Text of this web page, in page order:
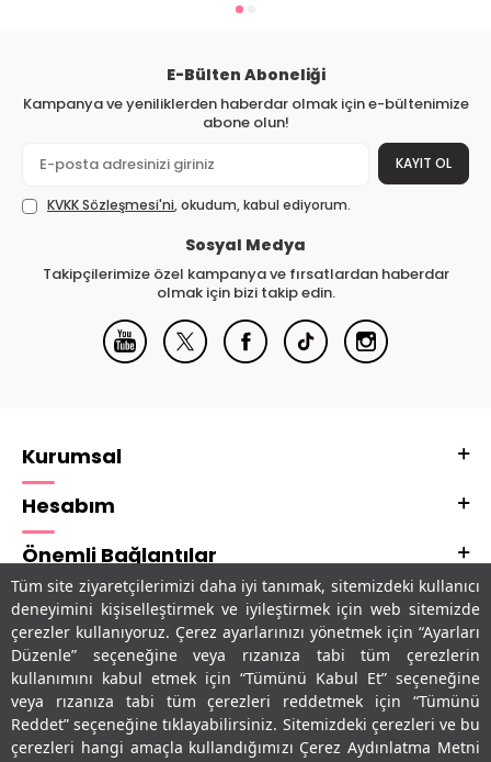
Tüm site ziyaretçilerimizi daha iyi tanımak, sitemizdeki kullanıcı
deneyimini kişiselleştirmek ve iyileştirmek için web sitemizde
çerezler kullanıyoruz. Çerez ayarlarınızı yönetmek için “Ayarları
Düzenle” seçeneğine veya rızanıza tabi tüm çerezlerin
kullanımını kabul etmek için “Tümünü Kabul Et” seçeneğine
veya rızanıza tabi tüm çerezleri reddetmek için “Tümünü
Reddet” seçeneğine tıklayabilirsiniz. Sitemizdeki çerezleri ve bu
çerezleri hangi amaçla kullandığımızı Çerez Aydınlatma Metni
E-Bülten Aboneliği
Kampanya ve yeniliklerden haberdar olmak için e-bültenimize
abone olun!
KAYIT OL
KVKK Sözleşmesi'ni, okudum, kabul ediyorum.
Sosyal Medya
Takipçilerimize özel kampanya ve fırsatlardan haberdar
olmak için bizi takip edin.
Kurumsal
Hesabım
Önemli Bağlantılar
Adres & İletişim
Uygulamalarımız